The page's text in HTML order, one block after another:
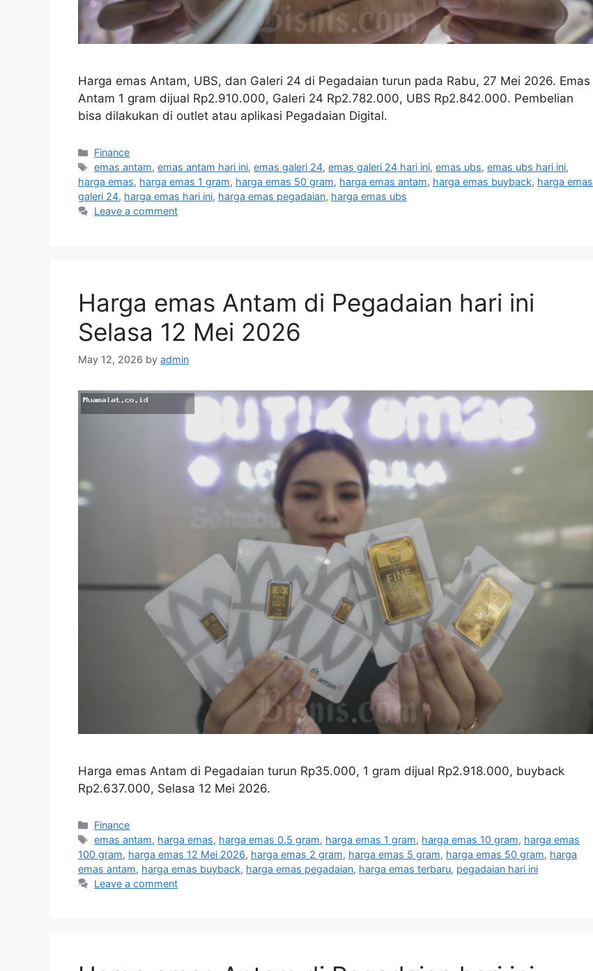
Harga emas Antam, UBS, dan Galeri 24 di Pegadaian turun pada Rabu, 27 Mei 2026. Emas
Antam 1 gram dijual Rp2.910.000, Galeri 24 Rp2.782.000, UBS Rp2.842.000. Pembelian
bisa dilakukan di outlet atau aplikasi Pegadaian Digital.
Categories
Finance
Tags
emas antam,emas antam hari ini,emas galeri 24,emas galeri 24 hari ini,emas ubs,emas ubs hari ini,
harga emas, harga emas 1 gram, harga emas 50 gram, harga emas antam, harga emas buyback, harga emas
galeri 24, harga emas hari ini, harga emas pegadaian, harga emas ubs
Leave a comment
Harga emas Antam di Pegadaian hari ini
Selasa 12 Mei 2026
May 12, 2026 by admin
Harga emas Antam di Pegadaian turun Rp35.000, 1 gram dijual Rp2.918.000, buyback
Rp2.637.000, Selasa 12 Mei 2026.
Categories
Finance
Tags
emas antam, harga emas, harga emas 0.5 gram, harga emas 1 gram, harga emas 10 gram, harga emas
100 gram, harga emas 12 Mei 2026, harga emas 2 gram, harga emas 5 gram, harga emas 50 gram, harga
emas antam, harga emas buyback, harga emas pegadaian, harga emas terbaru, pegadaian hari ini
Leave a comment